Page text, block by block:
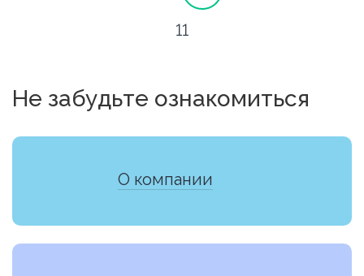
11
Не забудьте ознакомиться
О компании